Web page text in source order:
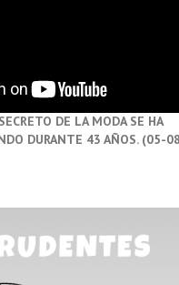
DE LA MODA SE HA
DURANTE 43 AÑOS. (05-